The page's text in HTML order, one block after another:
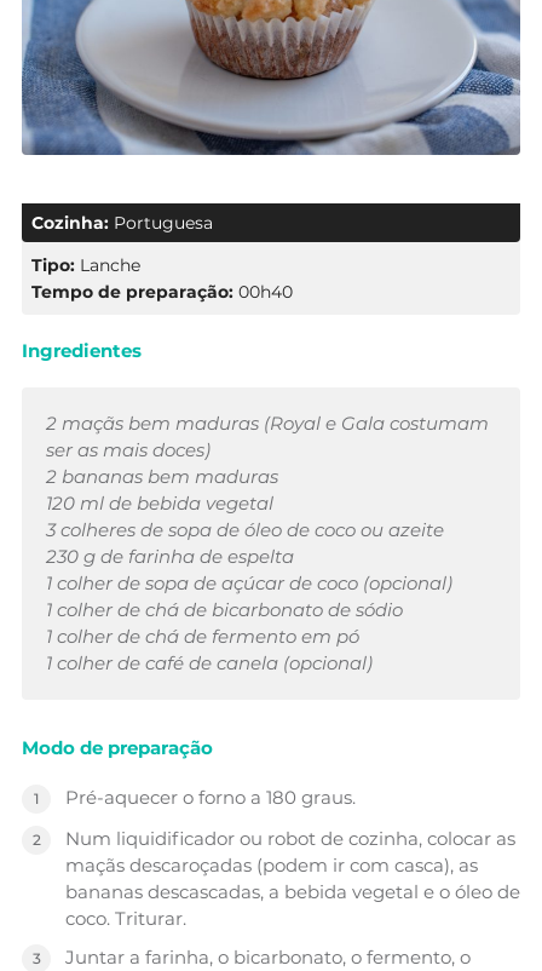
Cozinha: Portuguesa
Tipo: Lanche
Tempo de preparação: 00h40
Ingredientes
2 maçãs bem maduras (Royal e Gala costumam
ser as mais doces)
2 bananas bem maduras
120 ml de bebida vegetal
3 colheres de sopa de óleo de coco ou azeite
230 g de farinha de espelta
1 colher de sopa de açúcar de coco (opcional)
1 colher de chá de bicarbonato de sódio
1 colher de chá de fermento em pó
1 colher de café de canela (opcional)
Modo de preparação
Pré-aquecer o forno a 180 graus.
Num liquidificador ou robot de cozinha, colocar as
maçãs descaroçadas (podem ir com casca), as
bananas descascadas, a bebida vegetal e o óleo de
coco. Triturar.
Juntar a farinha, o bicarbonato, o fermento, o